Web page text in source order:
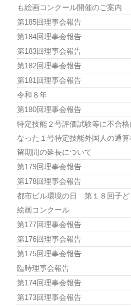
も絵画コンクール開催のご案内
第185回理事会報告
第184回理事会報告
第183回理事会報告
第182回理事会報告
第181回理事会報告
令和８年
第180回理事会報告
特定技能２号評価試験等に不合格
なった１号特定技能外国人の通算
留期間の延長について
第179回理事会報告
第178回理事会報告
都市ビル環境の日 第１８回子ど
絵画コンクール
第177回理事会報告
第176回理事会報告
第175回理事会報告
臨時理事会報告
第174回理事会報告
第173回理事会報告